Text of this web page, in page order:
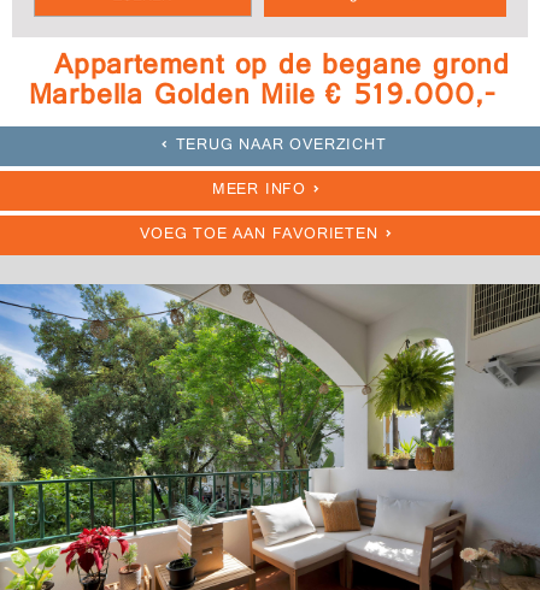
Appartement op de begane grond
Marbella Golden Mile € 519.000,-
TERUG NAAR OVERZICHT
MEER INFO
VOEG TOE AAN FAVORIETEN